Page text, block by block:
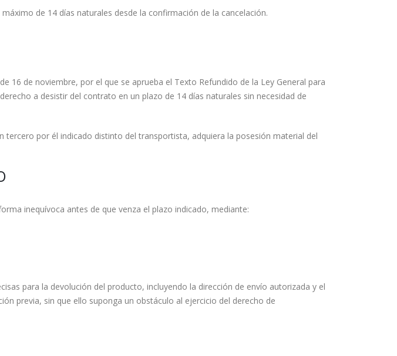
de 14 días naturales desde la confirmación de la cancelación.
16 de noviembre, por el que se aprueba el Texto Refundido de la Ley General para
a desistir del contrato en un plazo de 14 días naturales sin necesidad de
por él indicado distinto del transportista, adquiera la posesión material del
inequívoca antes de que venza el plazo indicado, mediante:
para la devolución del producto, incluyendo la dirección de envío autorizada y el
previa, sin que ello suponga un obstáculo al ejercicio del derecho de